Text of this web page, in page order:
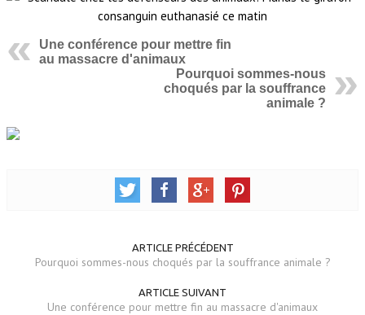
Une conférence pour mettre fin
au massacre d'animaux
Pourquoi sommes-nous
choqués par la souffrance
animale ?
ARTICLE PRÉCÉDENT
Pourquoi sommes-nous choqués par la souffrance animale ?
ARTICLE SUIVANT
Une conférence pour mettre fin au massacre d'animaux